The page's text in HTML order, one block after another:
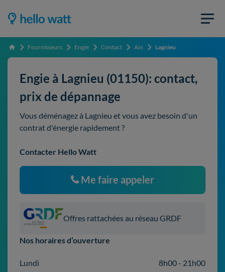
Accueil Fournisseurs Engie Contact Ain Lagnieu
Engie à Lagnieu (01150): contact,
prix de dépannage
Vous déménagez à Lagnieu et vous avez besoin d'un
contrat d'énergie rapidement ?
Contacter Hello Watt
Me faire appeler
Offres rattachées au réseau GRDF
Nos horaires d’ouverture
Lundi
8h00 - 21h00